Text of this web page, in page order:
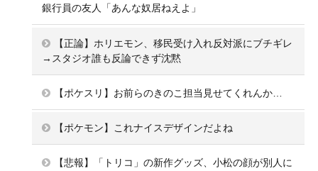
銀行員の友人「あんな奴居ねえよ」
【正論】ホリエモン、移民受け入れ反対派にブチギレ
→スタジオ誰も反論できず沈黙
【ポケスリ】お前らのきのこ担当見せてくれんか…
【ポケモン】これナイスデザインだよね
【悲報】「トリコ」の新作グッズ、小松の顔が別人に